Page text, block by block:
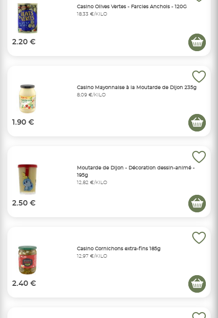
Casino Olives Vertes - Farcies Anchois - 120G
18,33 €/KILO
2.20 €
Casino Mayonnaise à la Moutarde de Dijon 235g
8,09 €/KILO
1.90 €
Moutarde de Dijon - Décoration dessin-animé -
195g
12,82 €/KILO
2.50 €
Casino Cornichons extra-fins 185g
12,97 €/KILO
2.40 €